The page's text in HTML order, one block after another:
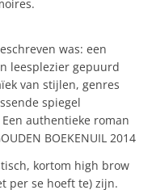
was: een
leesplezier gepuurd
van stijlen, genres
spiegel
authentieke roman
BOEKENUIL 2014
kortom high brow
per se hoeft te) zijn.